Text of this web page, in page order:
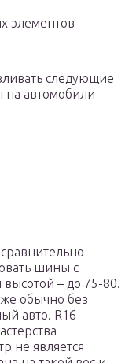
элементов
следующие
на автомобили
шины с
– до 75-80.
обычно без
авто. R16 –
не является